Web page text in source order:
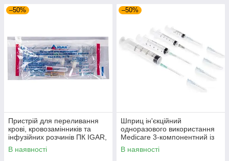
–50%
Пристрій для переливання
крові, кровозамінників та
інфузійних розчинів ПК IGAR,
ВТ-4 25 шт.
В наявності
–50%
Шприц ін'єкційний
одноразового використання
Medicare 3-компонентний із
двома голками 10 мл
В наявності